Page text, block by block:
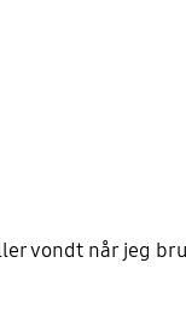
vondt når jeg